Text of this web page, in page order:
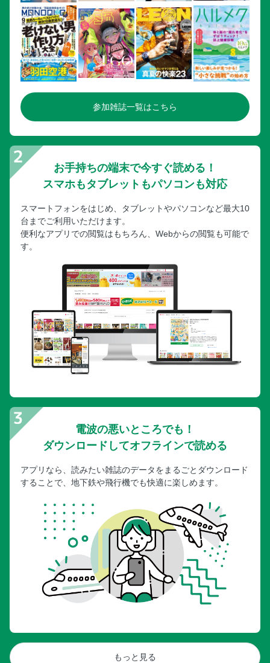
参加雑誌一覧はこちら
お手持ちの端末で今すぐ読める！
スマホもタブレットもパソコンも対応
スマートフォンをはじめ、タブレットやパソコンなど最大10
台までご利用いただけます。
便利なアプリでの閲覧はもちろん、Webからの閲覧も可能で
す。
電波の悪いところでも！
ダウンロードしてオフラインで読める
アプリなら、読みたい雑誌のデータをまるごとダウンロード
することで、地下鉄や飛行機でも快適に楽しめます。
もっと見る